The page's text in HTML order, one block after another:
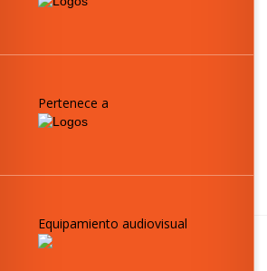
Pertenece a
Equipamiento audiovisual